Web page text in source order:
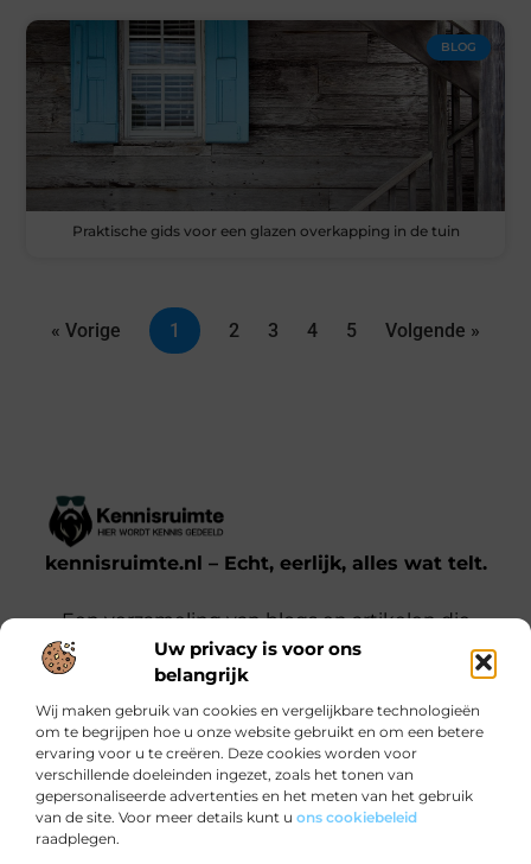
Uw privacy is voor ons
belangrijk
Wij maken gebruik van cookies en vergelijkbare technologieën
om te begrijpen hoe u onze website gebruikt en om een betere
ervaring voor u te creëren. Deze cookies worden voor
verschillende doeleinden ingezet, zoals het tonen van
gepersonaliseerde advertenties en het meten van het gebruik
van de site. Voor meer details kunt u ons cookiebeleid
raadplegen.
BLOG
Praktische gids voor een glazen overkapping in de tuin
« Vorige 1 2 3 4 5 Volgende »
kennisruimte.nl – Echt, eerlijk, alles wat telt.
Een verzameling van blogs en artikelen die
een breed scala aan onderwerpen uit het
dagelijks leven behandelen.
Onze informatie
Bericht categorie